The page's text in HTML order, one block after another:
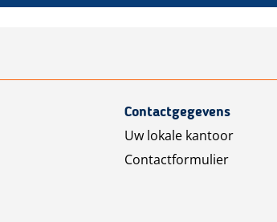
Contactgegevens
Uw lokale kantoor
Contactformulier